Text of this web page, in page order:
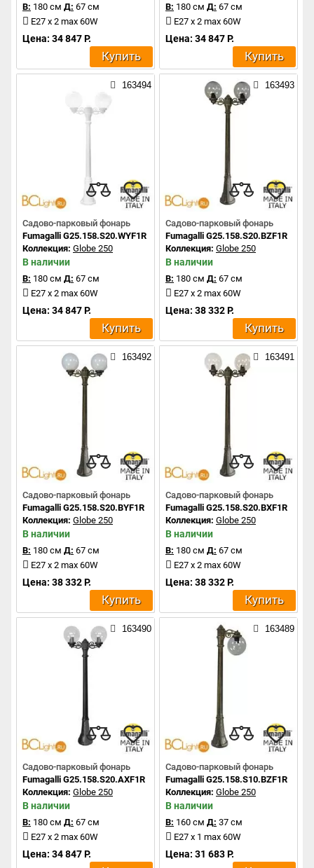
В: 180 см Д: 67 см
E27 x 2 max 60W
Цена: 34 847 Р.
Купить
В: 180 см Д: 67 см
E27 x 2 max 60W
Цена: 34 847 Р.
Купить
163494
Садово-парковый фонарь
Fumagalli G25.158.S20.WYF1R
Коллекция: Globe 250
В наличии
В: 180 см Д: 67 см
E27 x 2 max 60W
Цена: 34 847 Р.
Купить
163493
Садово-парковый фонарь
Fumagalli G25.158.S20.BZF1R
Коллекция: Globe 250
В наличии
В: 180 см Д: 67 см
E27 x 2 max 60W
Цена: 38 332 Р.
Купить
163492
Садово-парковый фонарь
Fumagalli G25.158.S20.BYF1R
Коллекция: Globe 250
В наличии
В: 180 см Д: 67 см
E27 x 2 max 60W
Цена: 38 332 Р.
Купить
163491
Садово-парковый фонарь
Fumagalli G25.158.S20.BXF1R
Коллекция: Globe 250
В наличии
В: 180 см Д: 67 см
E27 x 2 max 60W
Цена: 38 332 Р.
Купить
163490
Садово-парковый фонарь
Fumagalli G25.158.S20.AXF1R
Коллекция: Globe 250
В наличии
В: 180 см Д: 67 см
E27 x 2 max 60W
Цена: 34 847 Р.
163489
Садово-парковый фонарь
Fumagalli G25.158.S10.BZF1R
Коллекция: Globe 250
В наличии
В: 160 см Д: 37 см
E27 x 1 max 60W
Цена: 31 683 Р.